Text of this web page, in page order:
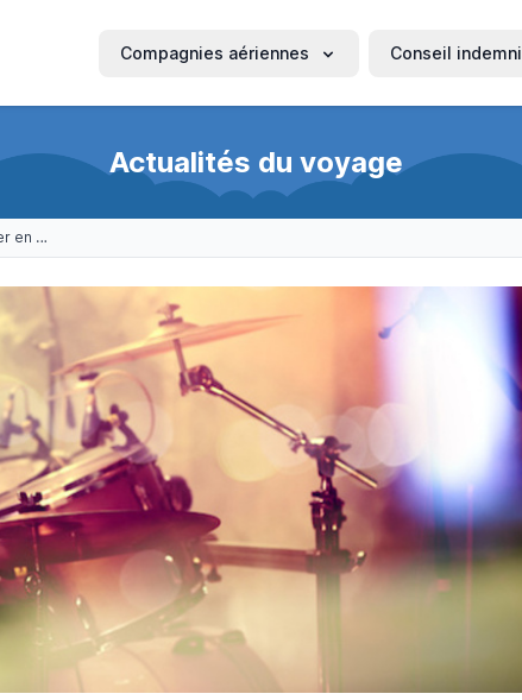
Compagnies aériennes Conseil
Actualités du voyage
Cinq festivals pour voyager en musique